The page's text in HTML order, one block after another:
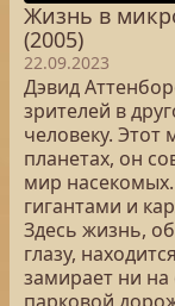
Жизнь в
(2005)
22.09.2023
Дэвид
зрителей в
человеку. Этот
планетах, он
мир
гигантами и
Здесь жизнь,
глазу,
замирает ни на